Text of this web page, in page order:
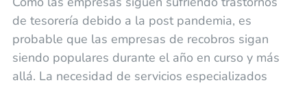
de tesorería debido a la post pandemia, es
probable que las empresas de recobros sigan
siendo populares durante el año en curso y más
allá. La necesidad de servicios especializados